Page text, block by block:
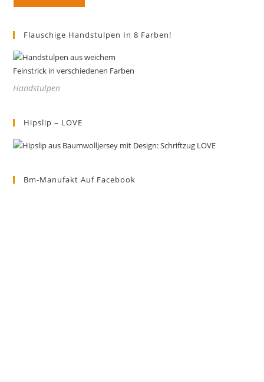
Flauschige Handstulpen In 8 Farben!
Handstulpen
Hipslip – LOVE
Bm-Manufakt Auf Facebook